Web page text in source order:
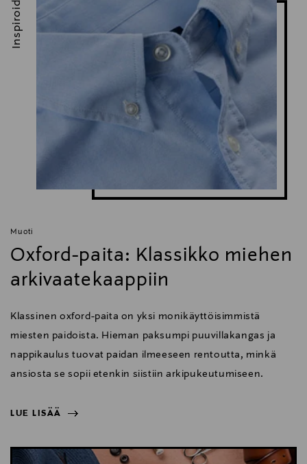
Muoti
Oxford-paita: Klassikko miehen
arkivaatekaappiin
Klassinen oxford-paita on yksi monikäyttöisimmistä
miesten paidoista. Hieman paksumpi puuvillakangas ja
nappikaulus tuovat paidan ilmeeseen rentoutta, minkä
ansiosta se sopii etenkin siistiin arkipukeutumiseen.
LUE LISÄÄ
Inspiroidu
LUE LISÄÄ